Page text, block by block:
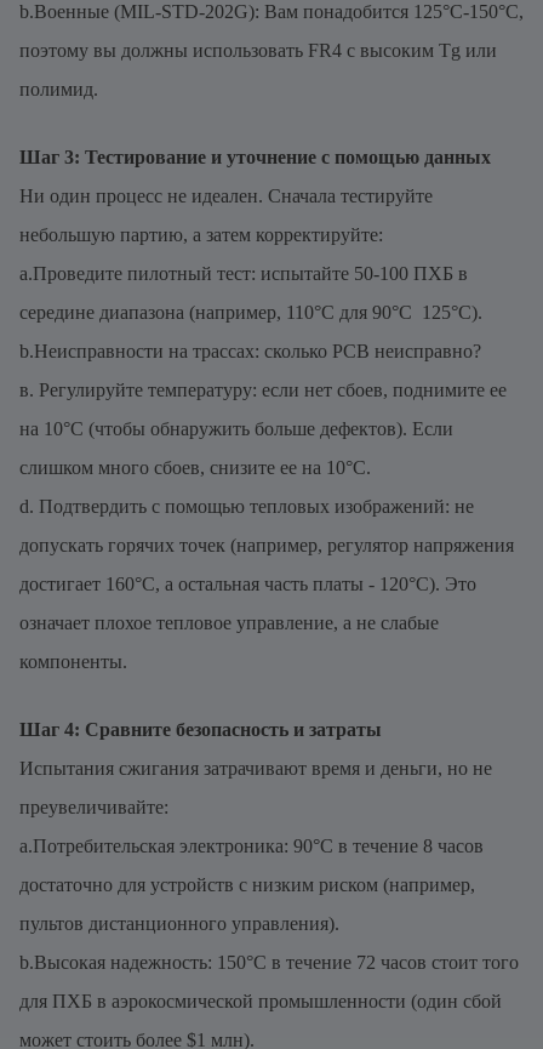
b.Военные (MIL-STD-202G): Вам понадобится 125°C-150°C,
поэтому вы должны использовать FR4 с высоким Tg или
полимид.
Шаг 3: Тестирование и уточнение с помощью данных
Ни один процесс не идеален. Сначала тестируйте
небольшую партию, а затем корректируйте:
a.Проведите пилотный тест: испытайте 50-100 ПХБ в
середине диапазона (например, 110°C для 90°C  125°C).
b.Неисправности на трассах: сколько PCB неисправно?
в. Регулируйте температуру: если нет сбоев, поднимите ее
на 10°C (чтобы обнаружить больше дефектов). Если
слишком много сбоев, снизите ее на 10°C.
d. Подтвердить с помощью тепловых изображений: не
допускать горячих точек (например, регулятор напряжения
достигает 160°C, а остальная часть платы - 120°C). Это
означает плохое тепловое управление, а не слабые
компоненты.
Шаг 4: Сравните безопасность и затраты
Испытания сжигания затрачивают время и деньги, но не
преувеличивайте:
a.Потребительская электроника: 90°C в течение 8 часов
достаточно для устройств с низким риском (например,
пультов дистанционного управления).
b.Высокая надежность: 150°C в течение 72 часов стоит того
для ПХБ в аэрокосмической промышленности (один сбой
может стоить более $1 млн).